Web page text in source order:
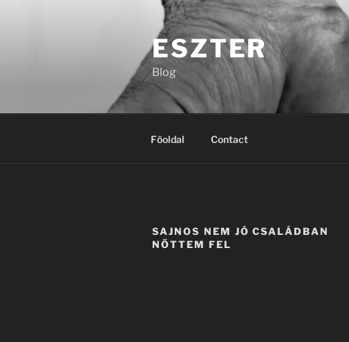
ESZTER
Blog
Főoldal Contact
SAJNOS NEM JÓ CSALÁDBAN
NŐTTEM FEL